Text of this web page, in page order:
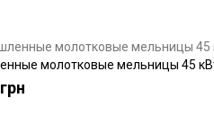
молотковые мельницы 45